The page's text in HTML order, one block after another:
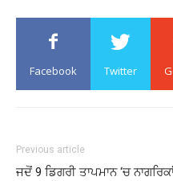
Facebook Twitter
Previous article
ਜਦੋਂ 9 ਡਿਗਰੀ ਤਾਪਮਾਨ ‘ਚ